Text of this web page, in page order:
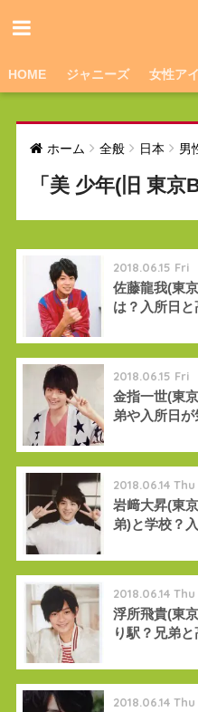
HOME ジャニーズ 女性ア
ホーム 全般 日本 男
「美 少年(旧 東
2018.06.15 Fri
佐藤龍我(東
は？入所日と
2018.06.15 Fri
金指一世(東
弟や入所日が
2018.06.14 Thu
岩﨑大昇(東
弟)と学校？
2018.06.14 Thu
浮所飛貴(東
り駅？兄弟と
2018.06.14 Thu